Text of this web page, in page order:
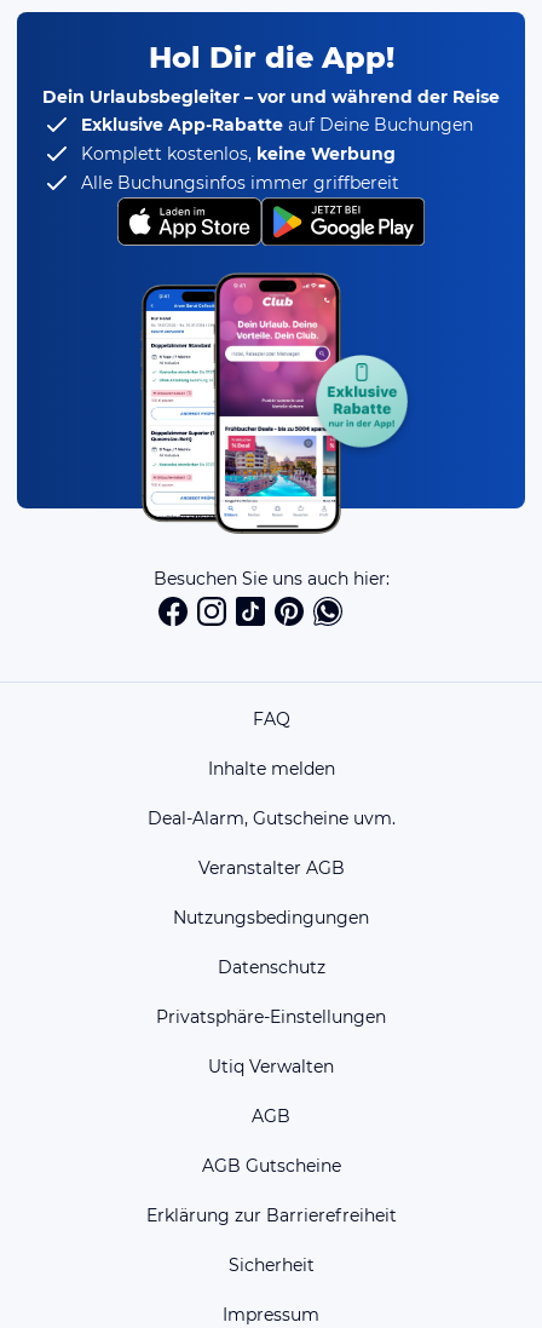
Hol Dir die App!
Dein Urlaubsbegleiter – vor und während der Reise
Exklusive App-Rabatte auf Deine Buchungen
Komplett kostenlos, keine Werbung
Alle Buchungsinfos immer griffbereit
Besuchen Sie uns auch hier:
FAQ
Inhalte melden
Deal-Alarm, Gutscheine uvm.
Veranstalter AGB
Nutzungsbedingungen
Datenschutz
Privatsphäre-Einstellungen
Utiq Verwalten
AGB
AGB Gutscheine
Erklärung zur Barrierefreiheit
Sicherheit
Impressum